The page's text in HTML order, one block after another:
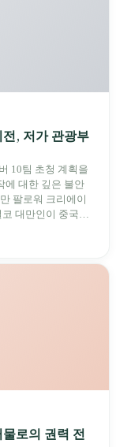
, 저가 관광부
10팀 초청 계획을
에 대한 깊은 불안
팔로워 크리에이
대만인이 중국을
사회를 내분으
로의 권력 전